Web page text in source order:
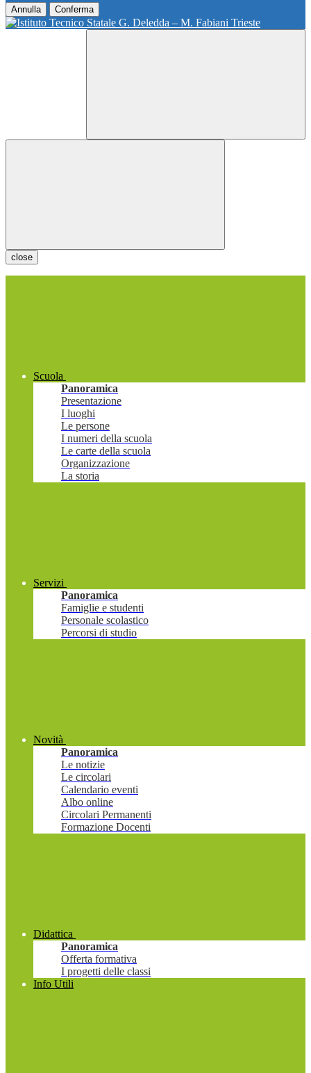
Annulla Conferma
close
Scuola
Panoramica
Presentazione
I luoghi
Le persone
I numeri della scuola
Le carte della scuola
Organizzazione
La storia
Servizi
Panoramica
Famiglie e studenti
Personale scolastico
Percorsi di studio
Novità
Panoramica
Le notizie
Le circolari
Calendario eventi
Albo online
Circolari Permanenti
Formazione Docenti
Didattica
Panoramica
Offerta formativa
I progetti delle classi
Info Utili